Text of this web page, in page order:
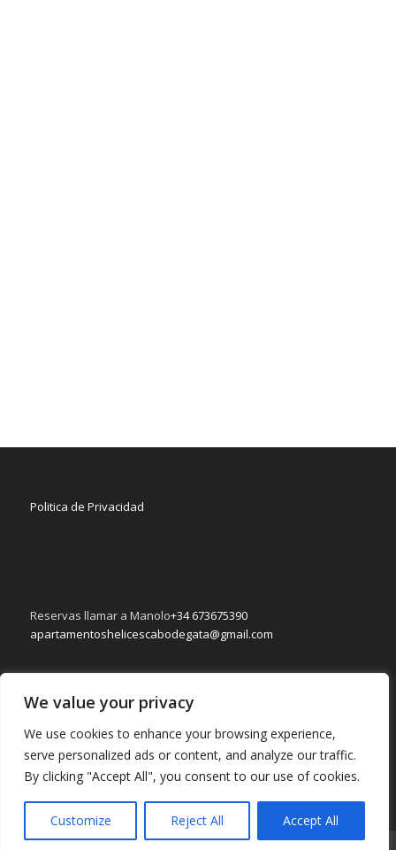
We value your privacy
We use cookies to enhance your browsing experience,
serve personalized ads or content, and analyze our traffic.
By clicking "Accept All", you consent to our use of cookies.
Customize Reject All Accept All
Politica de Privacidad
Reservas llamar a Manolo+34 673675390
apartamentoshelicescabodegata@gmail.com
Consultas llamar a Lourdes+34 617092829
apartamentoshelicescabodegata@gmail.com